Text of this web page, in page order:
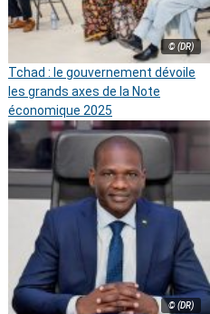
© (DR)
Tchad : le gouvernement dévoile
les grands axes de la Note
économique 2025
© (DR)